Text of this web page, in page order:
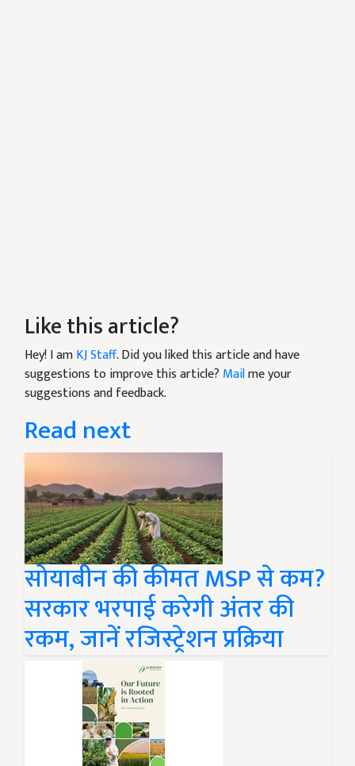
Like this article?
Hey! I amKJ Staff. Did you liked this article and have
suggestions to improve this article? Mailme your
suggestions and feedback.
Read next
सोयाबीन की कीमत MSP से कम?
सरकार भरपाई करेगी अंतर की
रकम, जानें रजिस्ट्रेशन प्रक्रिया